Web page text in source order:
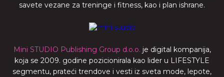
savete vezane za treninge i fitness, kao i plan ishrane.
Mini STUDIO Publishing Group d.o.o. je digital kompanija,
koja se 2009. godine pozicionirala kao lider u LIFESTYLE
segmentu, prateći trendove i vesti iz sveta mode, lepote,